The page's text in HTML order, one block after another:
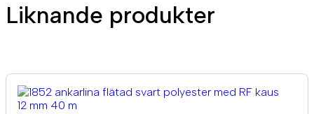
Liknande produkter